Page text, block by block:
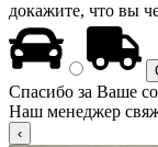
докажите, что вы
Спасибо за Ваше
Наш менеджер